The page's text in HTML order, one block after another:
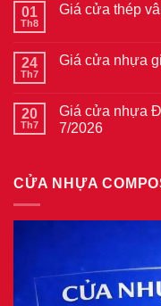
luận
thép
vân
phường
Bình
Hòa
01
Th8
Giá cửa thép
luận
thép
vân
gỗ
24
Th7
Giá cửa nhựa
luận
ở
Giá
gỗ
20
Th7
Giá cửa nhựa
7/2026
luận
ở
phường
Phú
Thuận
CỬA NHỰA